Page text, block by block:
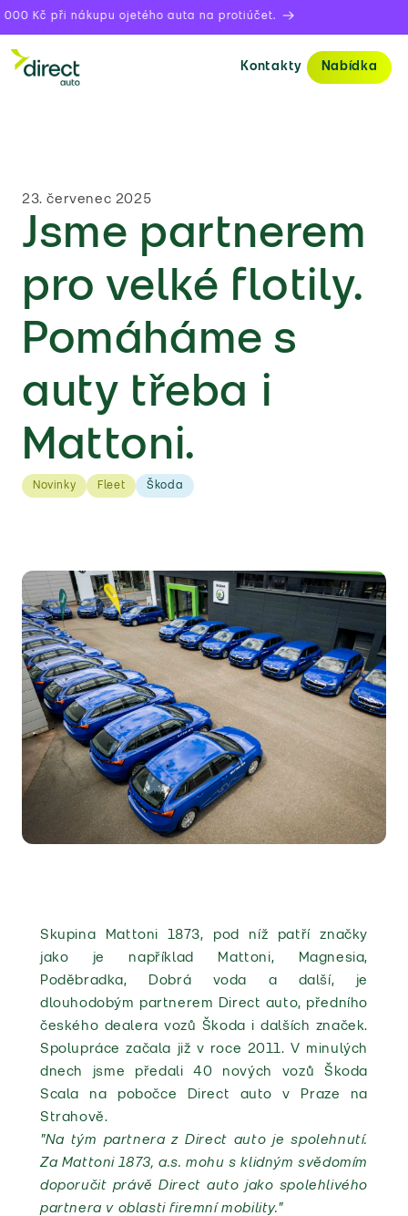
Kč při nákupu ojetého auta na protiúčet.
Kontakty Nabídka
23. červenec 2025
Jsme partnerem
pro velké flotily.
Pomáháme s
auty třeba i
Mattoni.
Novinky Fleet Škoda
Skupina Mattoni 1873, pod níž patří značky
jako je například Mattoni, Magnesia,
Poděbradka, Dobrá voda a další, je
dlouhodobým partnerem Direct auto, předního
českého dealera vozů Škoda i dalších značek.
Spoluprácezačala již v roce 2011. V minulých
dnech jsme předali 40 nových vozů Škoda
Scala na pobočce Direct auto v Praze na
Strahově.
"Na tým partnera z Direct auto je spolehnutí.
Za Mattoni 1873, a.s. mohu s klidným svědomím
doporučit právě Direct auto jako spolehlivého
partnera v oblasti firemní mobility."